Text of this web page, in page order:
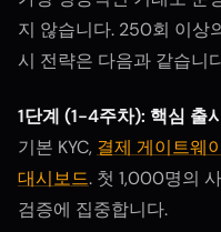
지 않습니다. 250회 이상
시 전략은 다음과 같습니
1단계 (1-4주차): 핵심 출
기본 KYC, 결제 게이트웨
대시보드. 첫 1,000명의
검증에 집중합니다.